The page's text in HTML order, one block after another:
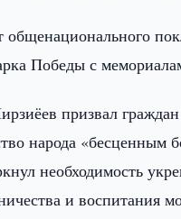
общенационального
Победы с
призвал
народа
необходимость
и воспитания